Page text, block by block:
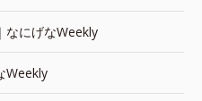
なにげなWeekly
Weekly